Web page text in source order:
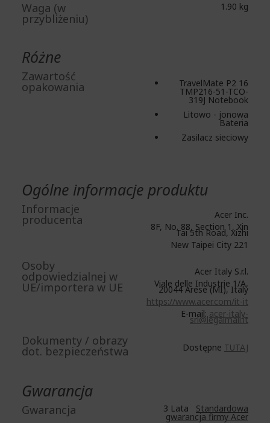
Waga (w
przybliżeniu)
1.90 kg
Różne
Zawartość
opakowania TravelMate P2 16
TMP216-51-TCO-
319J Notebook
Litowo - jonowa
Bateria
Zasilacz sieciowy
Ogólne informacje produktu
Informacje
producenta
Acer Inc.
8F, No. 88, Section 1, Xin
Tai 5th Road, Xizhi
New Taipei City 221
Osoby
odpowiedzialnej w
UE/importera w UE
Acer Italy S.r.l.
Viale delle Industrie 1/A,
20044 Arese (MI), Italy
https://www.acer.com/it-it
E-mail:acer-italy-
srl@legalmail.it
Dokumenty / obrazy
dot. bezpieczeństwa Dostępne TUTAJ
Gwarancja
Gwarancja 3 Lata Standardowa
gwarancja firmy Acer